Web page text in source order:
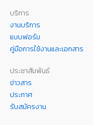
บริการ
งานบริการ
แบบฟอร์ม
คู่มือการใช้งานและเอกสาร
ประชาสัมพันธ์
ข่าวสาร
ประกาศ
รับสมัครงาน